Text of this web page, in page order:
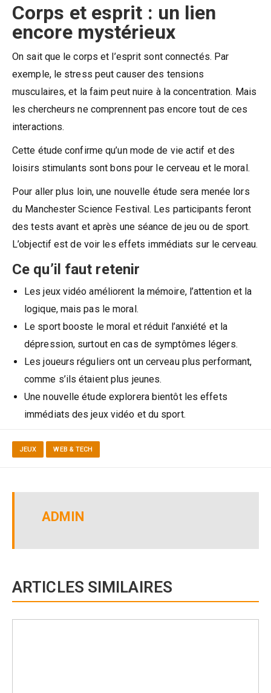
Corps et esprit : un lien
encore mystérieux
On sait que le corps et l’esprit sont connectés. Par
exemple, le stress peut causer des tensions
musculaires, et la faim peut nuire à la concentration. Mais
les chercheurs ne comprennent pas encore tout de ces
interactions.
Cette étude confirme qu’un mode de vie actif et des
loisirs stimulants sont bons pour le cerveau et le moral.
Pour aller plus loin, une nouvelle étude sera menée lors
du Manchester Science Festival. Les participants feront
des tests avant et après une séance de jeu ou de sport.
L’objectif est de voir les effets immédiats sur le cerveau.
Ce qu’il faut retenir
Les jeux vidéo améliorent la mémoire, l’attention et la
logique, mais pas le moral.
Le sport booste le moral et réduit l’anxiété et la
dépression, surtout en cas de symptômes légers.
Les joueurs réguliers ont un cerveau plus performant,
comme s’ils étaient plus jeunes.
Une nouvelle étude explorera bientôt les effets
immédiats des jeux vidéo et du sport.
JEUX WEB & TECH
ADMIN
ARTICLES SIMILAIRES